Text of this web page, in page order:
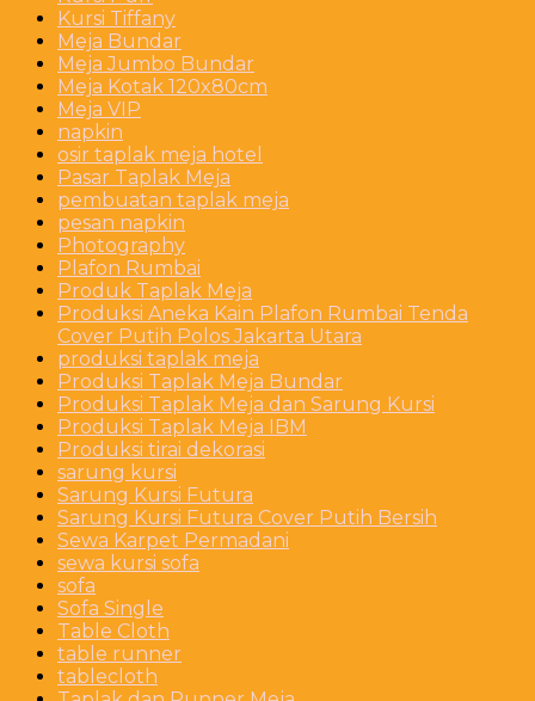
Kursi Tiffany
Meja Bundar
Meja Jumbo Bundar
Meja Kotak 120x80cm
Meja VIP
napkin
osir taplak meja hotel
Pasar Taplak Meja
pembuatan taplak meja
pesan napkin
Photography
Plafon Rumbai
Produk Taplak Meja
Produksi Aneka Kain Plafon Rumbai Tenda
Cover Putih Polos Jakarta Utara
produksi taplak meja
Produksi Taplak Meja Bundar
Produksi Taplak Meja dan Sarung Kursi
Produksi Taplak Meja IBM
Produksi tirai dekorasi
sarung kursi
Sarung Kursi Futura
Sarung Kursi Futura Cover Putih Bersih
Sewa Karpet Permadani
sewa kursi sofa
sofa
Sofa Single
Table Cloth
table runner
tablecloth